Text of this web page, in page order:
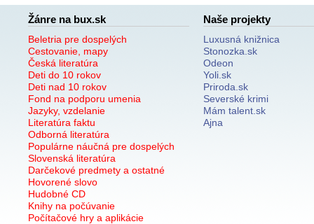
Žánre na bux.sk
Beletria pre dospelých
Cestovanie, mapy
Česká literatúra
Deti do 10 rokov
Deti nad 10 rokov
Fond na podporu umenia
Jazyky, vzdelanie
Literatúra faktu
Odborná literatúra
Populárne náučná pre dospelých
Slovenská literatúra
Darčekové predmety a ostatné
Hovorené slovo
Hudobné CD
Knihy na počúvanie
Počítačové hry a aplikácie
Naše projekty
Luxusná knižnica
Stonozka.sk
Odeon
Yoli.sk
Priroda.sk
Severské krimi
Mám talent.sk
Ajna